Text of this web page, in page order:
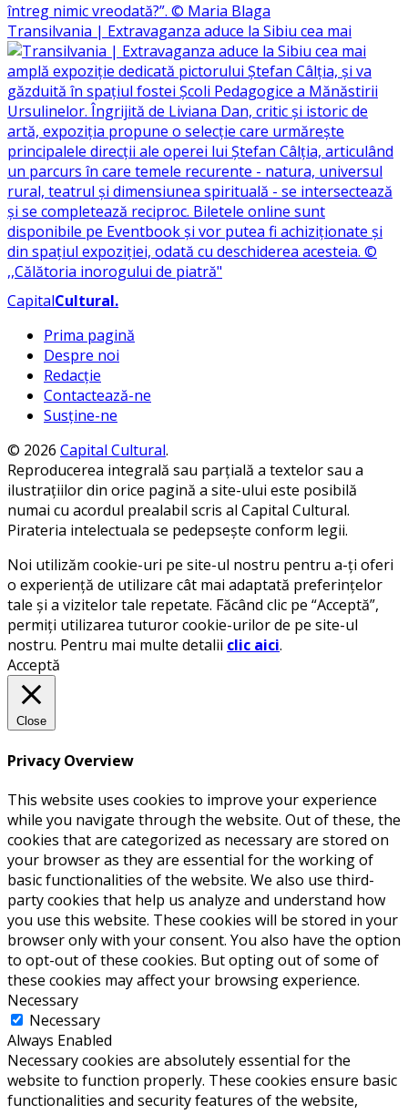
Transilvania | Extravaganza aduce la Sibiu cea mai
CapitalCultural.
Prima pagină
Despre noi
Redacție
Contactează-ne
Susține-ne
© 2026 Capital Cultural.
Reproducerea integrală sau parțială a textelor sau a
ilustrațiilor din orice pagină a site-ului este posibilă
numai cu acordul prealabil scris al Capital Cultural.
Pirateria intelectuala se pedepsește conform legii.
Noi utilizăm cookie-uri pe site-ul nostru pentru a-ți oferi
o experiență de utilizare cât mai adaptată preferințelor
tale și a vizitelor tale repetate. Făcând clic pe “Acceptă”,
permiți utilizarea tuturor cookie-urilor de pe site-ul
nostru. Pentru mai multe detalii clic aici.
Acceptă
Close
Privacy Overview
This website uses cookies to improve your experience
while you navigate through the website. Out of these, the
cookies that are categorized as necessary are stored on
your browser as they are essential for the working of
basic functionalities of the website. We also use third-
party cookies that help us analyze and understand how
you use this website. These cookies will be stored in your
browser only with your consent. You also have the option
to opt-out of these cookies. But opting out of some of
these cookies may affect your browsing experience.
Necessary
Necessary
Always Enabled
Necessary cookies are absolutely essential for the
website to function properly. These cookies ensure basic
functionalities and security features of the website,